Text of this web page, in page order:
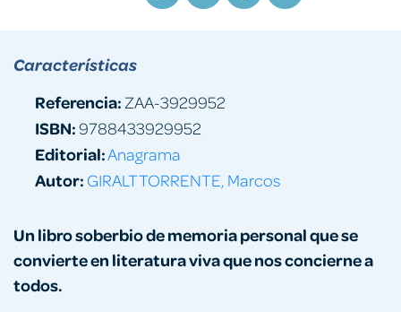
Un libro soberbio de memoria personal que se
convierte en literatura viva que nos concierne a
todos.
Características
Referencia: ZAA-3929952
ISBN:9788433929952
Editorial:Anagrama
Autor: GIRALT TORRENTE, Marcos